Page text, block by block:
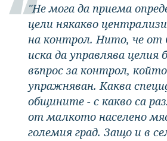
"Не мога да приема
цели някакво
на контрол. Нито, че от
иска да управлява целия
въпрос за контрол,
упражняван. Каква
общините - с какво са
от малкото населено
големия град. Защо и в